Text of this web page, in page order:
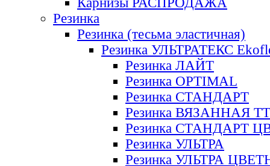
Резинка
Резинка (тесьма эластичная)
Резинка УЛЬТРАТЕКС
Резинка ЛАЙТ
Резинка OPTIMAL
Резинка СТАНДАРТ
Резинка ВЯЗАННАЯ ТТ
Резинка СТАНДАРТ
Резинка УЛЬТРА
Резинка УЛЬТРА